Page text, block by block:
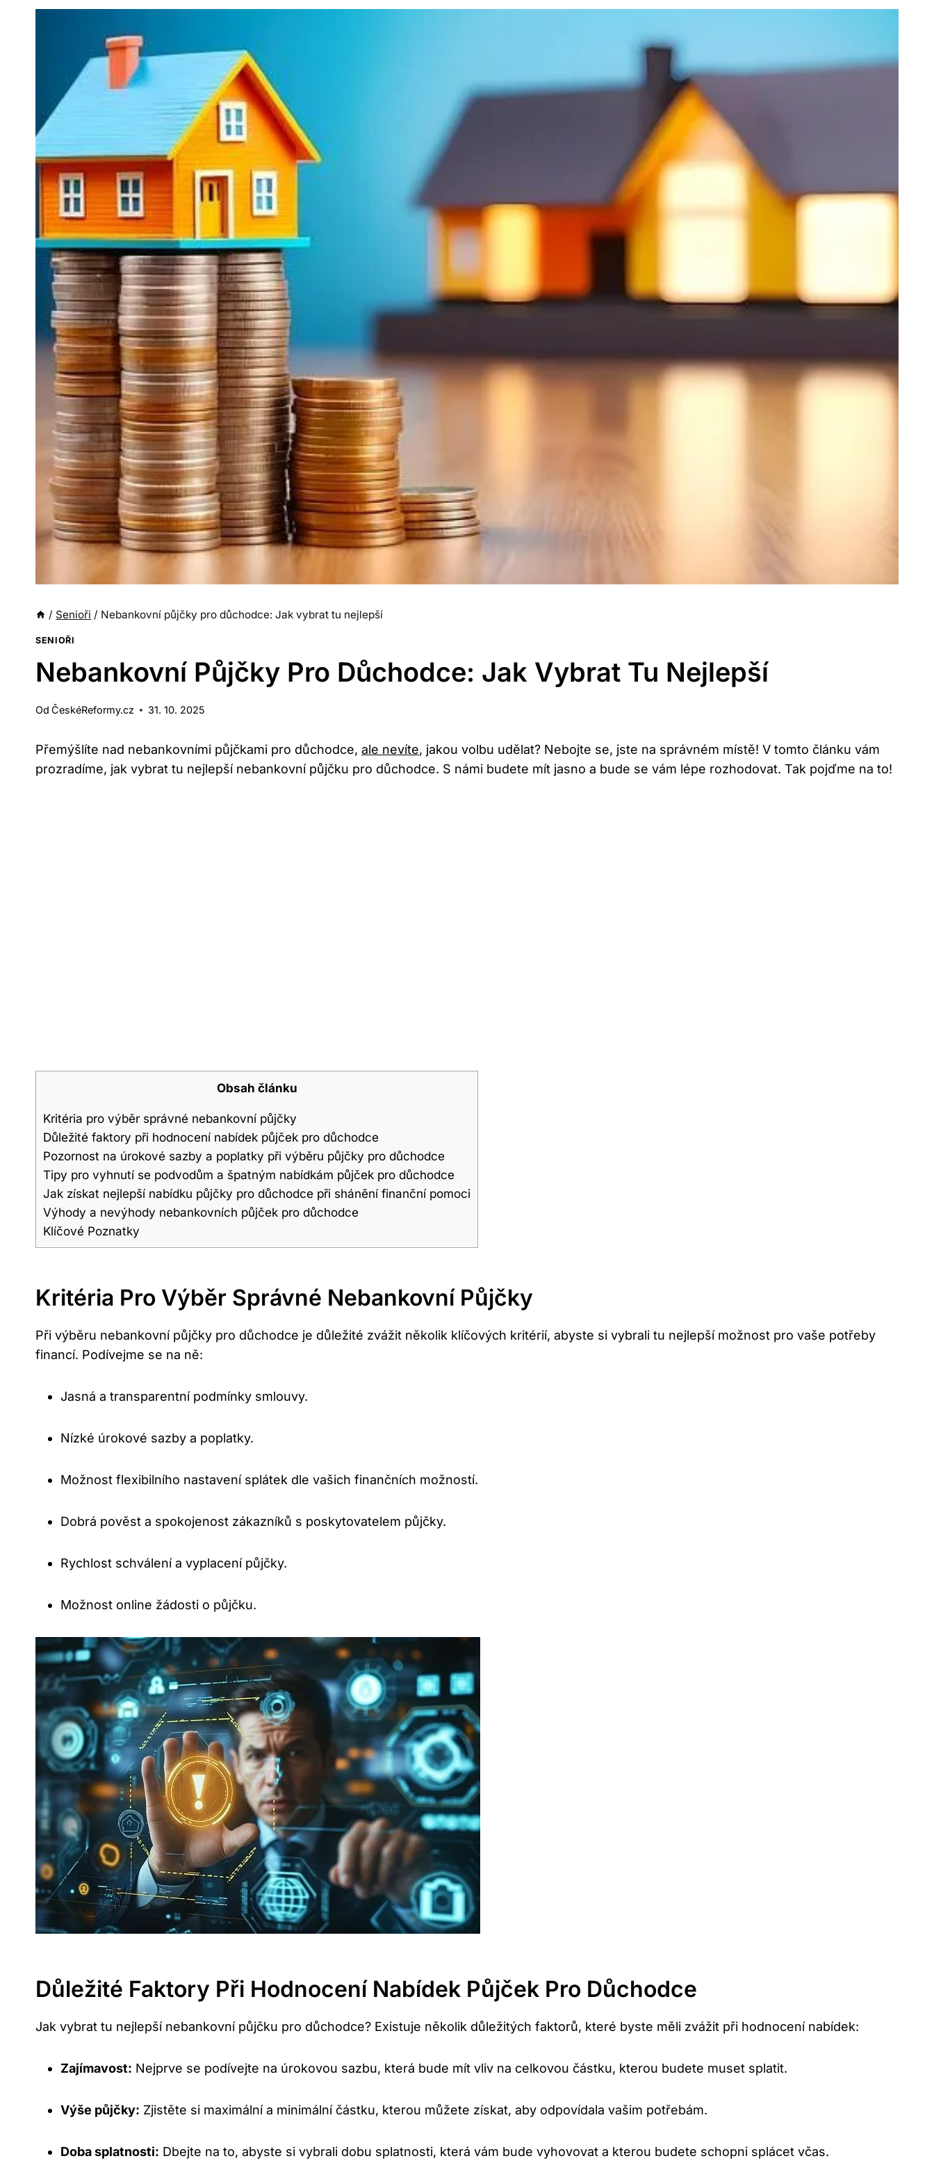
/ Senioři / Nebankovní půjčky pro důchodce: Jak vybrat tu nejlepší
SENIOŘI
Nebankovní Půjčky Pro Důchodce: Jak Vybrat Tu Nejlepší
Od ČeskéReformy.cz 31. 10. 2025
Přemýšlíte nad nebankovními půjčkami pro důchodce, ale nevíte, jakou volbu udělat? Nebojte se, jste na správném místě! V tomto článku vám
prozradíme, jak vybrat tu nejlepší nebankovní půjčku pro důchodce. S námi budete mít jasno a bude se vám lépe rozhodovat. Tak pojďme na to!
Obsah článku
Kritéria pro výběr správné nebankovní půjčky
Důležité faktory při hodnocení nabídek půjček pro důchodce
Pozornost na úrokové sazby a poplatky při výběru půjčky pro důchodce
Tipy pro vyhnutí se podvodům a špatným nabídkám půjček pro důchodce
Jak získat nejlepší nabídku půjčky pro důchodce při shánění finanční pomoci
Výhody a nevýhody nebankovních půjček pro důchodce
Klíčové Poznatky
Kritéria Pro Výběr Správné Nebankovní Půjčky
Při výběru nebankovní půjčky pro důchodce je důležité zvážit několik klíčových kritérií, abyste si vybrali tu nejlepší možnost pro vaše potřeby
financí. Podívejme se na ně:
Jasná a transparentní podmínky smlouvy.
Nízké úrokové sazby a poplatky.
Možnost flexibilního nastavení splátek dle vašich finančních možností.
Dobrá pověst a spokojenost zákazníků s poskytovatelem půjčky.
Rychlost schválení a vyplacení půjčky.
Možnost online žádosti o půjčku.
Důležité Faktory Při Hodnocení Nabídek Půjček Pro Důchodce
Jak vybrat tu nejlepší nebankovní půjčku pro důchodce? Existuje několik důležitých faktorů, které byste měli zvážit při hodnocení nabídek:
Zajímavost: Nejprve se podívejte na úrokovou sazbu, která bude mít vliv na celkovou částku, kterou budete muset splatit.
Výše půjčky: Zjistěte si maximální a minimální částku, kterou můžete získat, aby odpovídala vašim potřebám.
Doba splatnosti: Dbejte na to, abyste si vybrali dobu splatnosti, která vám bude vyhovovat a kterou budete schopni splácet včas.